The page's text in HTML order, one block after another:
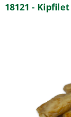
18121 -